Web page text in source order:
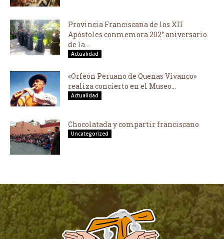
Provincia Franciscana de los XII
Apóstoles conmemora 202° aniversario
de la...
Actualidad
«Orfeón Peruano de Quenas Vivanco»
realiza concierto en el Museo...
Actualidad
Chocolatada y compartir franciscano
Uncategorized